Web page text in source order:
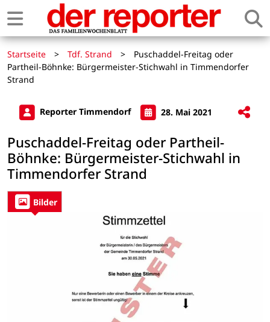
Startseite > Tdf. Strand >
Puschaddel-Freitag oder
Partheil-Böhnke: Bürgermeister-Stichwahl in Timmendorfer
Strand
Reporter Timmendorf 28. Mai 2021
Puschaddel-Freitag oder Partheil-
Böhnke: Bürgermeister-Stichwahl in
Timmendorfer Strand
Bilder